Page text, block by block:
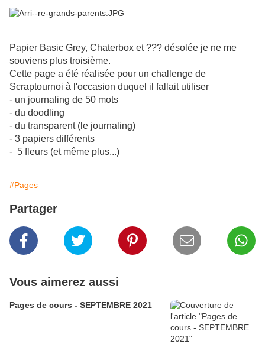
Papier Basic Grey, Chaterbox et ??? désolée je ne me
souviens plus troisième.
Cette page a été réalisée pour un challenge de
Scraptournoi à l'occasion duquel il fallait utiliser
- un journaling de 50 mots
- du doodling
- du transparent (le journaling)
- 3 papiers différents
- 5 fleurs (et même plus...)
#Pages
Partager
Vous aimerez aussi
Pages de cours - SEPTEMBRE 2021